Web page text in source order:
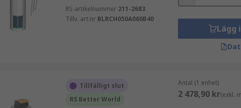
RS-artikelnummer 211-2683
Tillv. art.nr BLRCH050A060B40
Lägg
Tillfälligt slut
RS Better World
Antal (1 enhet)
2 478,90 kr(exkl.